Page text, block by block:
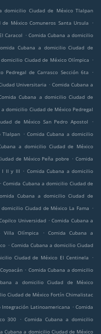
domicilio Ciudad de México Tlalpan
México Comuneros Santa Ursula
.
Caracol . Comida Cubana a domicilio
Cubana a domicilio Ciudad de
domicilio Ciudad de México Olímpica .
Pedregal de Carrasco Sección 6ta
.
Universitaria . Comida Cubana a
Cubana a domicilio Ciudad de
a domicilio Ciudad de México Pedregal
de México San Pedro Apostol
.
Tlalpan . Comida Cubana a domicilio
a domicilio Ciudad de México
de México Peña pobre . Comida
I II y III . Comida Cubana a domicilio
. Comida Cubana a domicilio Ciudad de
Cubana a domicilio Ciudad de
Ciudad de México La Fama .
Universidad . Comida Cubana a
Villa Olímpica
. Comida Cubana a
. Comida Cubana a domicilio Ciudad
Ciudad de México El Centinela
.
. Comida Cubana a domicilio
a domicilio Ciudad de México
Ciudad de México Fortín Chimalistac
Integración Latinoamericana . Comida
300
. Comida Cubana a domicilio
Cubana a domicilio Ciudad de México